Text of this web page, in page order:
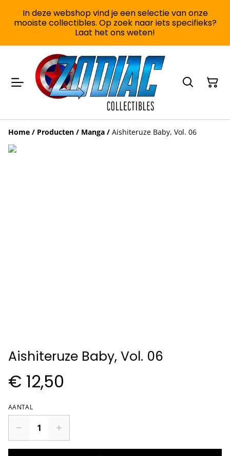
In deze webshop vind je een selectie van onze
mooiste collectibles. Op zoek naar iets specifieks?
Laat het ons weten!
Home / Producten / Manga / Aishiteruze Baby, Vol. 06
Aishiteruze Baby, Vol. 06
€ 12,50
AANTAL